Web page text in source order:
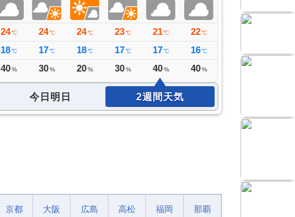
24℃
18℃
40%
24℃
17℃
30%
24℃
18℃
20%
23 ℃
17 ℃
30 %
21 ℃
17 ℃
40 %
22 ℃
16 ℃
40 %
℃
今日明日 2週間天気
京都 大阪 広島 高松 福岡 那覇